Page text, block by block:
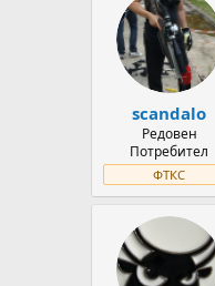
scandalo
Редовен
Потребител
ФТКС